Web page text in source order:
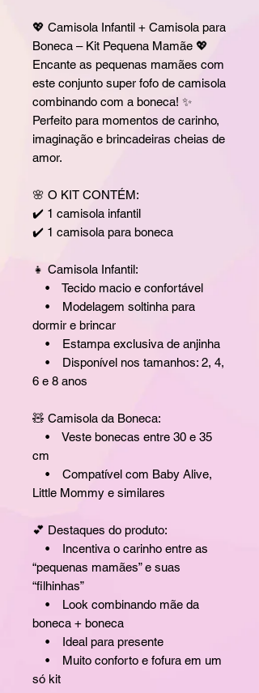
💖 Camisola Infantil + Camisola para
Boneca – Kit Pequena Mamãe 💖
Encante as pequenas mamães com
este conjunto super fofo de camisola
combinando com a boneca! ✨
Perfeito para momentos de carinho,
imaginação e brincadeiras cheias de
amor.
🌸 O KIT CONTÉM:
✔️ 1 camisola infantil
✔️ 1 camisola para boneca
👧 Camisola Infantil:
• Tecido macio e confortável
• Modelagem soltinha para
dormir e brincar
• Estampa exclusiva de anjinha
• Disponível nos tamanhos: 2, 4,
6 e 8 anos
🧸 Camisola da Boneca:
• Veste bonecas entre 30 e 35
cm
• Compatível com Baby Alive,
Little Mommy e similares
💕 Destaques do produto:
• Incentiva o carinho entre as
“pequenas mamães” e suas
“filhinhas”
• Look combinando mãe da
boneca + boneca
• Ideal para presente
• Muito conforto e fofura em um
só kit